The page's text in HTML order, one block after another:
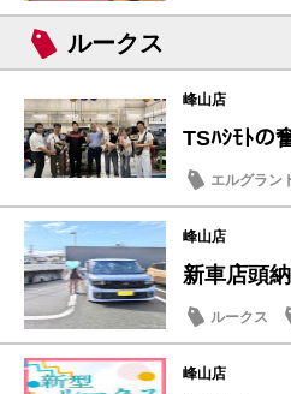
営業日・店
ルークス
峰山店
TSﾊｼﾓﾄの
エルグラン
峰山店
新車店頭
ルークス
峰山店